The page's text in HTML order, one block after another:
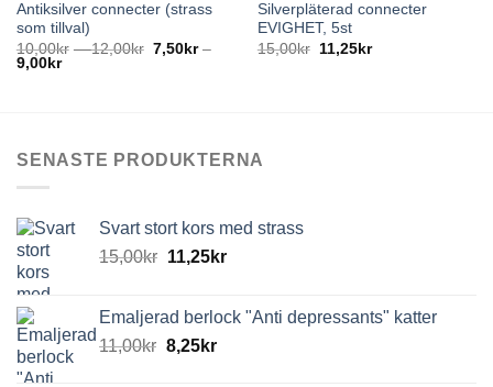
Antiksilver connecter (strass
som tillval)
10,00kr –12,00kr 7,50kr–
9,00kr
Silverpläterad connecter
EVIGHET, 5st
15,00kr 11,25kr
SENASTE PRODUKTERNA
Svart stort kors med strass
15,00kr 11,25kr
Emaljerad berlock "Anti depressants" katter
11,00kr 8,25kr